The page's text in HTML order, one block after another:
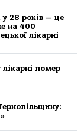
28 років — це
на 400
лікарні
пoмер